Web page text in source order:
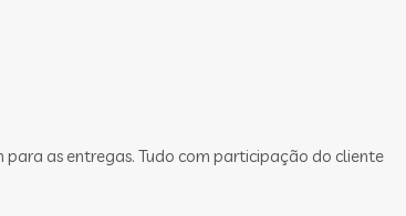
para as entregas. Tudo com participação do cliente